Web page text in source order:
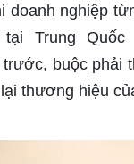
doanh nghiệp
tại Trung
buộc phải
thương hiệu